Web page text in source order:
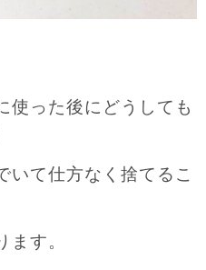
使った後にどうしても
いて仕方なく捨てるこ
ます。